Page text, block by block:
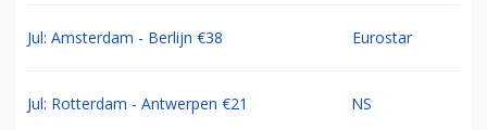
Jul: Amsterdam - Berlijn €38 Eurostar
Jul: Rotterdam - Antwerpen €21 NS